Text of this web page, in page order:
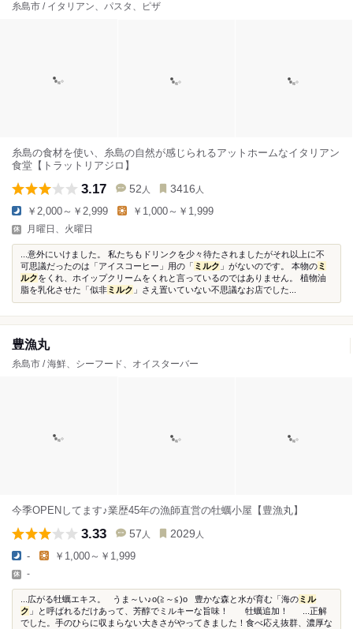
糸島市 / イタリアン、パスタ、ピザ
糸島の食材を使い、糸島の自然が感じられるアットホームなイタリアン
食堂【トラットリアジロ】
3.17 52 人 3416 人
￥2,000～￥2,999 ￥1,000～￥1,999
月曜日、火曜日
...意外にいけました。 私たちもドリンクを少々待たされましたがそれ以上に不
可思議だったのは「アイスコーヒー」用の「 ミルク 」がないのです。 本物のミ
ルクをくれ、ホイップクリームをくれと言っているのではありません。 植物油
脂を乳化させた「似非ミルク 」さえ置いていない不思議なお店でした...
豊漁丸
糸島市 / 海鮮、シーフード、オイスターバー
今季OPENしてます♪業歴45年の漁師直営の牡蠣小屋【豊漁丸】
3.33 57 人 2029 人
- ￥1,000～￥1,999
-
...広がる牡蠣エキス。 うま～い♪o(≧～≦)o 豊かな森と水が育む「海のミル
ク 」と呼ばれるだけあって、芳醇でミルキーな旨味！ 牡蠣追加！ ...正解
でした。手のひらに収まらない大きさがやってきました！食べ応え抜群、濃厚な